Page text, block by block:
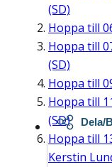
(SD)
Hoppa till
Hoppa till
(SD)
Hoppa till
Hoppa till
(SD)
Hoppa till
Kerstin
Dela/